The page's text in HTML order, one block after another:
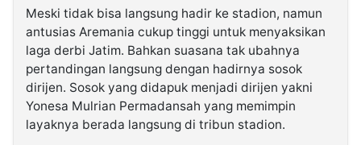
Meski tidak bisa langsung hadir ke stadion, namun
antusias Aremania cukup tinggi untuk menyaksikan
laga derbi Jatim. Bahkan suasana tak ubahnya
pertandingan langsung dengan hadirnya sosok
dirijen. Sosok yang didapuk menjadi dirijen yakni
Yonesa Mulrian Permadansah yang memimpin
layaknya berada langsung di tribun stadion.